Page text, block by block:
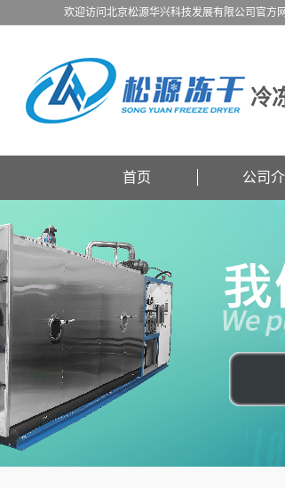
欢迎访问北京松源华兴科技发展有限公司官方网
冷
首页 公司